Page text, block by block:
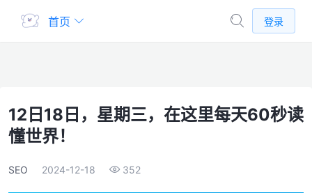
首页 登录
12日18日，星期三，在这里每天60秒读
懂世界！
SEO 2024-12-18 352